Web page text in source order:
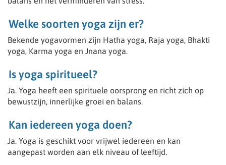
Kun jij of ben jij o.a.:
- Zelfstandig ondernemer
- Helderziend
- Medium
- Spiritueel
- Kaartleggen wel belangrijk dat er dan ook een gave is
bv Helderziend
- Spiritueel en paranormaal begaafd
- Lichtwerker
- Astroloog
- Channeling
- Aura lezen
Welke soorten yoga zijn er?
Bekende yogavormen zijn Hatha yoga, Raja yoga, Bhakti
yoga, Karma yoga en Jnana yoga.
Is yoga spiritueel?
Ja. Yoga heeft een spirituele oorsprong en richt zich op
bewustzijn, innerlijke groei en balans.
Kan iedereen yoga doen?
Ja. Yoga is geschikt voor vrijwel iedereen en kan
aangepast worden aan elk niveau of leeftijd.